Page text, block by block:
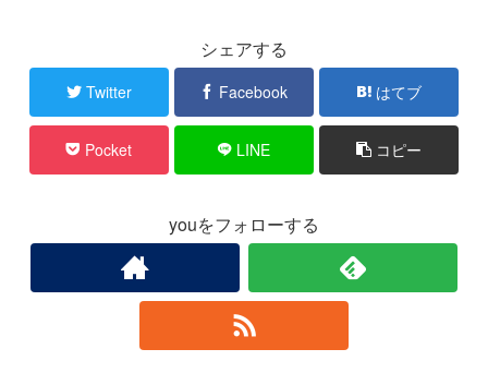
シェアする
Twitter Facebook はてブ
Pocket LINE コピー
youをフォローする